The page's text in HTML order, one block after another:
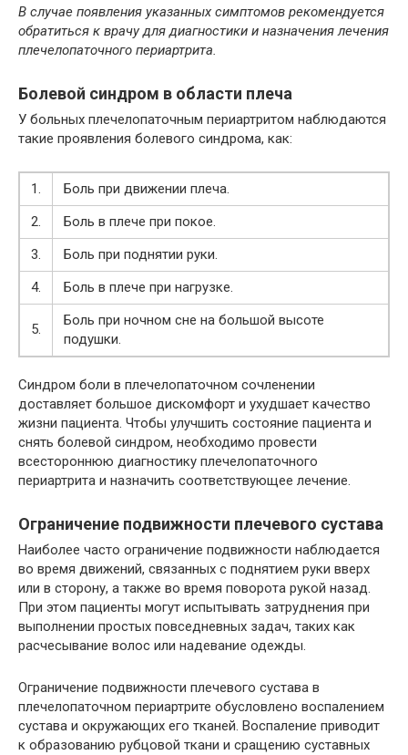
В случае появления указанных симптомов рекомендуется
обратиться к врачу для диагностики и назначения лечения
плечелопаточного периартрита.
Болевой синдром в области плеча
У больных плечелопаточным периартритом наблюдаются
такие проявления болевого синдрома, как:
1.
Боль при движении плеча.
2.
Боль в плече при покое.
3.
Боль при поднятии руки.
4.
Боль в плече при нагрузке.
5.
Боль при ночном сне на большой высоте
подушки.
Синдром боли в плечелопаточном сочленении
доставляет большое дискомфорт и ухудшает качество
жизни пациента. Чтобы улучшить состояние пациента и
снять болевой синдром, необходимо провести
всестороннюю диагностику плечелопаточного
периартрита и назначить соответствующее лечение.
Ограничение подвижности плечевого сустава
Наиболее часто ограничение подвижности наблюдается
во время движений, связанных с поднятием руки вверх
или в сторону, а также во время поворота рукой назад.
При этом пациенты могут испытывать затруднения при
выполнении простых повседневных задач, таких как
расчесывание волос или надевание одежды.
Ограничение подвижности плечевого сустава в
плечелопаточном периартрите обусловлено воспалением
сустава и окружающих его тканей. Воспаление приводит
к образованию рубцовой ткани и сращению суставных